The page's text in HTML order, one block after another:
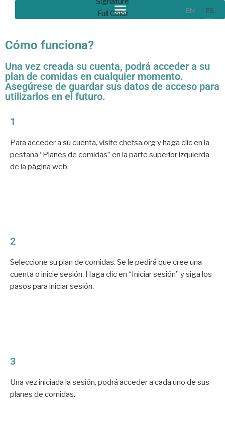
EN ES
Cómo funciona?
Una vez creada su cuenta, podrá acceder a su
plan de comidas en cualquier momento.
Asegúrese de guardar sus datos de acceso para
utilizarlos en el futuro.
1
Para acceder a su cuenta, visite chefsa.org y haga clic en la
pestaña “Planes de comidas” en la parte superior izquierda
de la página web.
2
Seleccione su plan de comidas. Se le pedirá que cree una
cuenta o inicie sesión. Haga clic en “Iniciar sesión” y siga los
pasos para iniciar sesión.
3
Una vez iniciada la sesión, podrá acceder a cada uno de sus
planes de comidas.